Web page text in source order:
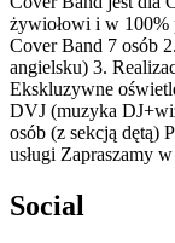
żywiołowi i w 100%
Cover Band 7 osób
angielsku) 3.
Ekskluzywne
DVJ (muzyka
osób (z sekcją dętą)
usługi Zapraszamy
Social